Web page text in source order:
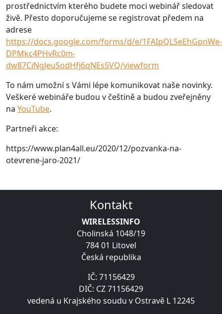
prostřednictvím kterého budete moci webinář sledovat
živě. Přesto doporučujeme se registrovat předem na
adrese
https://docs.google.com/forms/d/e/1FAIpQLSeEhGpnWe-
DPMkc4PHvRc0m-
dw87CiNgJeuSodHfj6qNEs5VQ/viewform
To nám umožní s Vámi lépe komunikovat naše novinky.
Veškeré webináře budou v češtině a budou zveřejněny
na YouTube.
Partneři akce:
https://www.plan4all.eu/2020/12/pozvanka-na-
otevrene-jaro-2021/
Kontakt
WIRELESSINFO
Cholinská 1048/19
784 01 Litovel
Česká republika
IČ: 71156429
DIČ: CZ 71156429
vedená u Krajského soudu v Ostravě L 12245